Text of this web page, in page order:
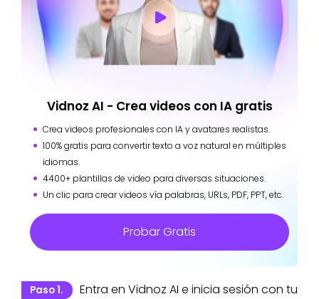
Vidnoz AI - Crea videos con IA gratis
Crea videos profesionales con IA y avatares realistas.
100% gratis para convertir texto a voz natural en múltiples
idiomas.
4400+ plantillas de video para diversas situaciones.
Un clic para crear videos vía palabras, URLs, PDF, PPT, etc.
Probar Gratis
Paso 1.
Entra en Vidnoz AI e inicia sesión con tu